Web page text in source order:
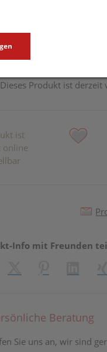
MwSt.
Dieses Produkt ist
ist
online
Info mit Freunden
Beratung
Sie uns an, wir sind